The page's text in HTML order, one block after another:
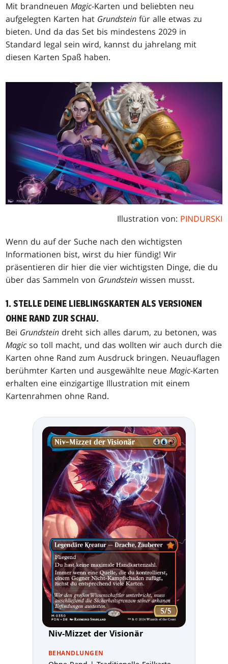
Mit brandneuenMagic-Karten und beliebten neu
aufgelegten Karten hat Grundstein für alle etwas zu
bieten. Und da das Set bis mindestens 2029 in
Standard legal sein wird, kannst du jahrelang mit
diesen Karten Spaß haben.
Illustration von: PINDURSKI
Wenn du auf der Suche nach den wichtigsten
Informationen bist, wirst du hier fündig! Wir
präsentieren dir hier die vier wichtigsten Dinge, die du
über das Sammeln von Grundstein wissen musst.
1. STELLE DEINE LIEBLINGSKARTEN ALS VERSIONEN
OHNE RAND ZUR SCHAU.
Bei Grundstein dreht sich alles darum, zu betonen, was
Magic so toll macht, und das wollten wir auch durch die
Karten ohne Rand zum Ausdruck bringen. Neuauflagen
berühmter Karten und ausgewählte neueMagic-Karten
erhalten eine einzigartige Illustration mit einem
Kartenrahmen ohne Rand.
Niv-Mizzet der Visionär
BEHANDLUNGEN